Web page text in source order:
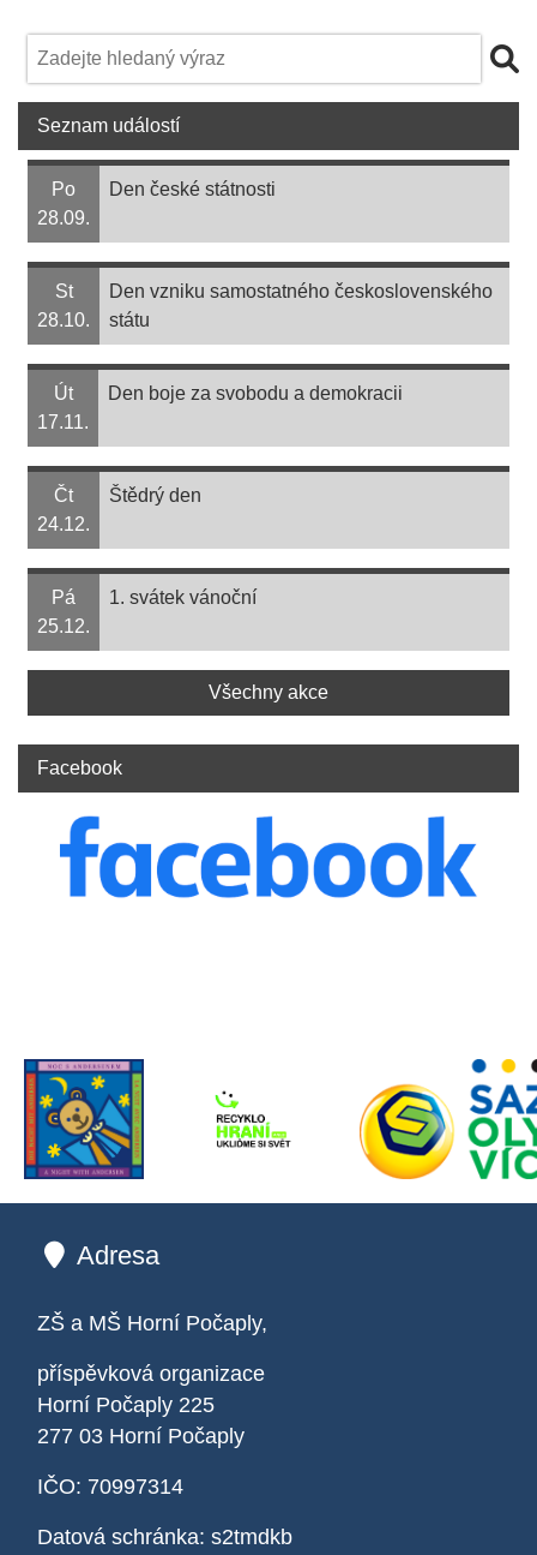
Seznam událostí
Po
28.09.
Den české státnosti
St
28.10.
Den vzniku samostatného československého
státu
Út
17.11.
Den boje za svobodu a demokracii
Čt
24.12.
Štědrý den
Pá
25.12.
1. svátek vánoční
Všechny akce
Facebook
Adresa
ZŠ a MŠ Horní Počaply,
příspěvková organizace
Horní Počaply 225
277 03 Horní Počaply
IČO: 70997314
Datová schránka: s2tmdkb